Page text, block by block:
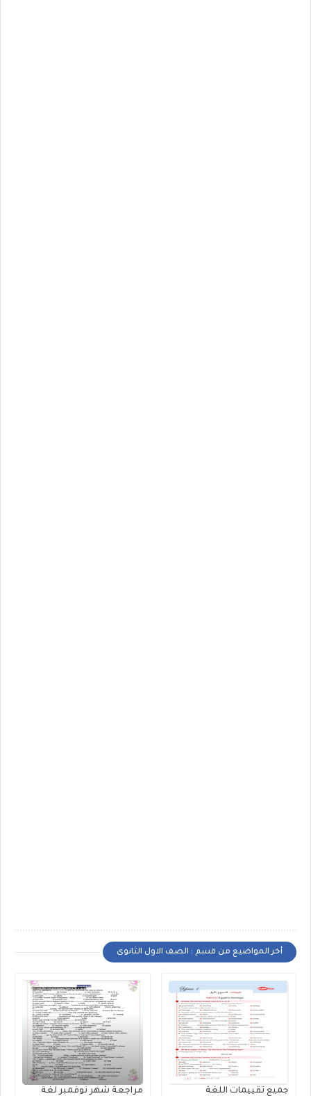
أخر المواضيع من قسم : الصف الاول الثانوى
جميع تقييمات اللغة مراجعة شهر نوفمبر لغة